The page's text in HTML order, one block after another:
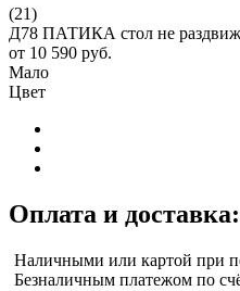
(21)
Д78 ПАТИКА стол не
от 10 590 руб.
Мало
Цвет
Оплата и доставка:
Наличными или картой при
Безналичным платежом по